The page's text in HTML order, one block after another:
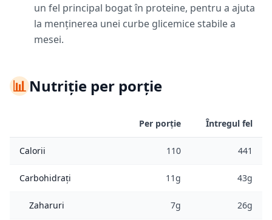
un fel principal bogat în proteine, pentru a ajuta
la menținerea unei curbe glicemice stabile a
mesei.
📊Nutriție per porție
Per porție Întregul fel
Calorii 110 441
Carbohidrați 11g 43g
Zaharuri 7g 26g